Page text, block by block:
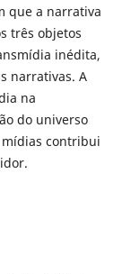
que a narrativa
três objetos
inédita,
narrativas. A
na
do universo
contribui